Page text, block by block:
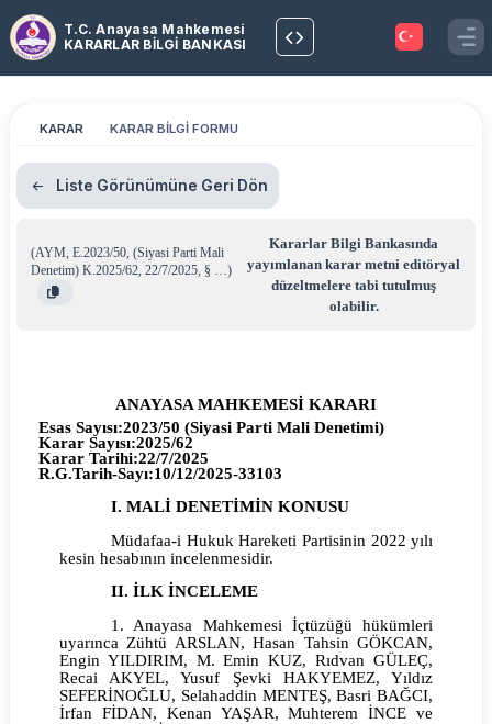
T.C. Anayasa Mahkemesi
KARARLAR BİLGİ BANKASI
KARAR KARAR BİLGİ FORMU
Liste Görünümüne Geri Dön
(AYM, E.2023/50, (Siyasi Parti Mali
Denetim) K.2025/62, 22/7/2025, § …)
Kararlar Bilgi Bankasında
yayımlanan karar metni editöryal
düzeltmelere tabi tutulmuş
olabilir.